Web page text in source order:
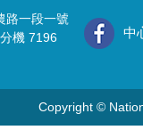
路一段一號
機 7196
中
Copyright ©